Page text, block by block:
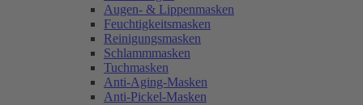
Augen- & Lippenmasken
Feuchtigkeitsmasken
Reinigungsmasken
Schlammmasken
Tuchmasken
Anti-Aging-Masken
Anti-Pickel-Masken